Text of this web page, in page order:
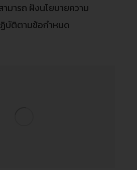
มารถ ฝังนโยบายความ
บัติตามข้อกำหนด